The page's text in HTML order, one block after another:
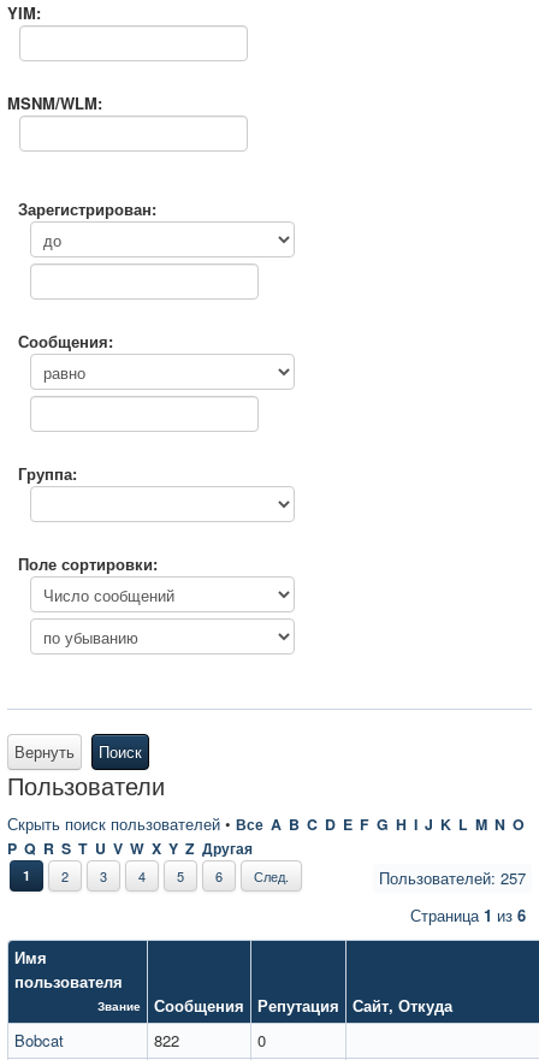
YIM:
MSNM/WLM:
Зарегистрирован:
Сообщения:
Группа:
Поле сортировки:
Вернуть Поиск
Пользователи
Скрыть поиск пользователей • Все A B C D E F G H I J K L M N O
P Q R S T U V W X Y Z Другая
Пользователей: 257
1 2 3 4 5 6 След.
Страница1 из 6
Имя
пользователя
Звание Сообщения Репутация Сайт, Откуда
Bobcat
822
0